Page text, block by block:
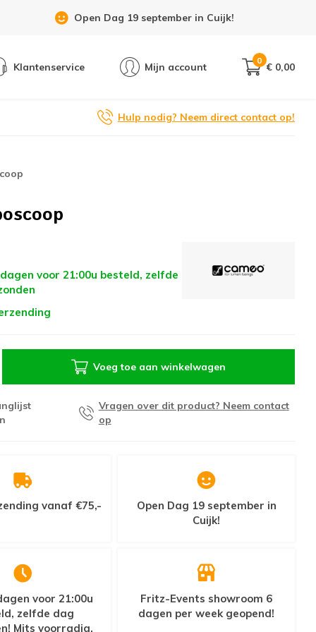
Showroom 6 dagen per week geopend!
Klantenservice Mijn account
0
€ 0,00
Hulp nodig? Neem direct contact op!
voor 21:00u besteld, zelfde
Voeg toe aan winkelwagen
Vragen over dit product? Neem contact
op
vanaf €75,-
Open Dag 19 september in
Cuijk!
voor 21:00u
zelfde dag
Mits voorradig.
Fritz-Events showroom 6
dagen per week geopend!